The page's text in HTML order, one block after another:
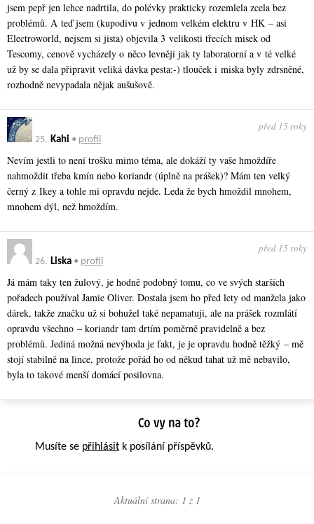
jsem pepř jen lehce nadrtila, do polévky prakticky rozemlela zcela bez
problémů. A teď jsem (kupodivu v jednom velkém elektru v HK – asi
Electroworld, nejsem si jista) objevila 3 velikosti třecích misek od
Tescomy, cenově vycházely o něco levněji jak ty laboratorní a v té velké
už by se dala připravit veliká dávka pesta:-) tlouček i miska byly zdrsněné,
rozhodně nevypadala nějak aušušově.
25. Kahi • profil
před 15 roky
Nevím jestli to není trošku mimo téma, ale dokáží ty vaše hmoždíře
nahmoždit třeba kmín nebo koriandr (úplně na prášek)? Mám ten velký
černý z Ikey a tohle mi opravdu nejde. Leda že bych hmoždil mnohem,
mnohem dýl, než hmoždím.
26. Liska • profil
před 15 roky
Já mám taky ten žulový, je hodně podobný tomu, co ve svých starších
pořadech používal Jamie Oliver. Dostala jsem ho před lety od manžela jako
dárek, takže značku už si bohužel také nepamatuji, ale na prášek rozmlátí
opravdu všechno – koriandr tam drtím poměrně pravidelně a bez
problémů. Jediná možná nevýhoda je fakt, je je opravdu hodně těžký – mě
stojí stabilně na lince, protože pořád ho od někud tahat už mě nebavilo,
byla to takové menší domácí posilovna.
Musíte se přihlásit k posílání příspěvků.
Aktuální strana: 1 z 1